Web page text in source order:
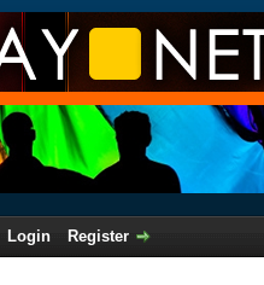
Login
Register